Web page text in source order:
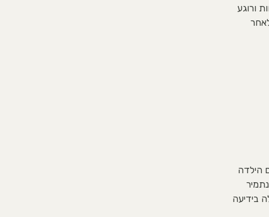
ורוגע
זמין מיד לאחר
הילדה
בידיעה